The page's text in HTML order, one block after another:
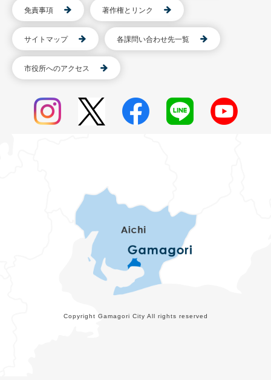
免責事項 著作権とリンク
サイトマップ 各課問い合わせ先一覧
市役所へのアクセス
Copyright Gamagori City All rights reserved